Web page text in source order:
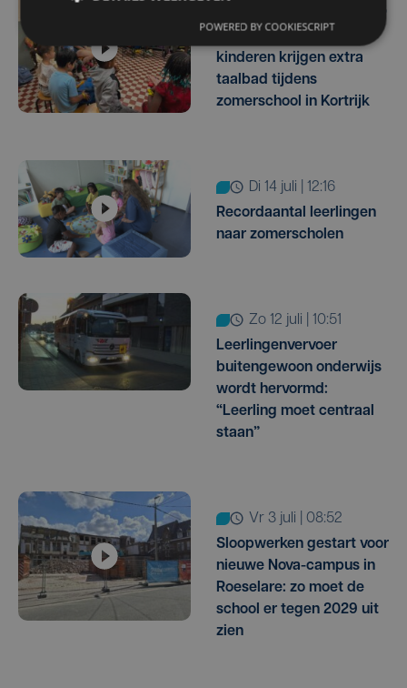
kinderen krijgen extra
taalbad tijdens
zomerschool in Kortrijk
di 14 juli | 12:16
Recordaantal leerlingen
naar zomerscholen
zo 12 juli | 10:51
Leerlingenvervoer
buitengewoon onderwijs
wordt hervormd:
“Leerling moet centraal
staan”
vr 3 juli | 08:52
Sloopwerken gestart voor
nieuwe Nova-campus in
Roeselare: zo moet de
school er tegen 2029 uit
zien
POWERED BY COOKIESCRIPT